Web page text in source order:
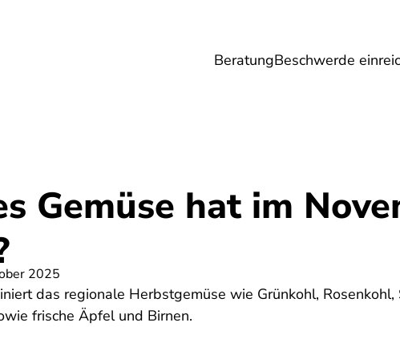
BeratungBeschwerde
Gesundheit Energie
Gemüse hat im
2025
das regionale Herbstgemüse wie Grünkohl, Rosenkohl,
frische Äpfel und Birnen.